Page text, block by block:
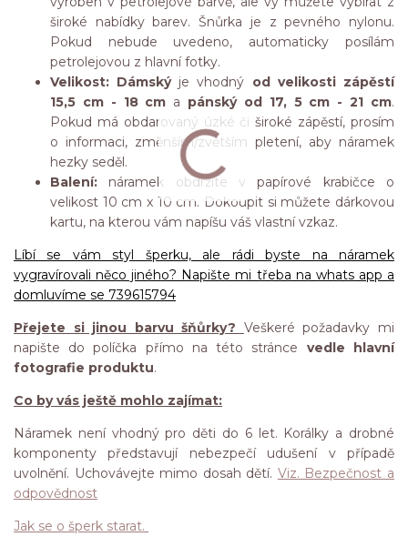
široké nabídky barev. Šnůrka je z pevného nylonu.
Pokud nebude uvedeno, automaticky posílám
petrolejovou z hlavní fotky.
Velikost: Dámskýje vhodný od velikosti zápěstí
15,5 cm - 18 cm a pánský od 17, 5 cm - 21 cm.
Pokud má obdarovaný úzké či široké zápěstí, prosím
o informaci, změnším/zvětším pletení, aby náramek
hezky seděl.
Balení: náramek obdržíte v papírové krabičce o
velikost 10 cm x 10 cm. Dokoupit si můžete dárkovou
kartu, na kterou vám napíšu váš vlastní vzkaz.
Líbí se vám styl šperku, ale rádi byste na náramek
vygravírovali něco jiného? Napište mi třeba na whats app a
domluvíme se 739615794
Přejete si jinou barvu šňůrky? Veškeré požadavky mi
napište do políčka přímo na této stránce vedle hlavní
fotografie produktu.
Co by vás ještě mohlo zajímat:
Náramek není vhodný pro děti do 6 let. Korálky a drobné
komponenty představují nebezpečí udušení v případě
uvolnění. Uchovávejte mimo dosah dětí. Viz. Bezpečnost a
odpovědnost
Jak se o šperk starat.